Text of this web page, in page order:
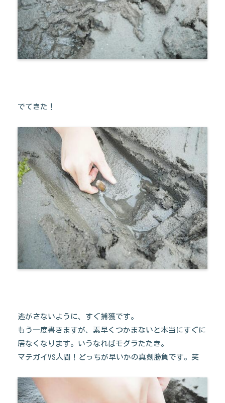
でてきた！
逃がさないように、すぐ捕獲です。
もう一度書きますが、素早くつかまないと本当にすぐに
居なくなります。いうなればモグラたたき。
マテガイVS人間！どっちが早いかの真剣勝負です。笑